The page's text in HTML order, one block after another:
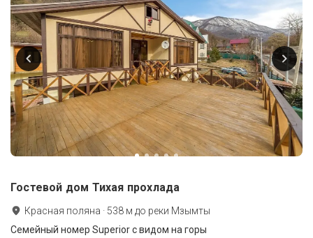
Гостевой дом Тихая прохлада
Красная поляна · 538 м до реки Мзымты
Семейный номер Superior с видом на горы